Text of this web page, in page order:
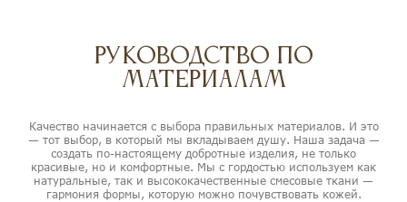
Руководство по
материалам
Качество начинается с выбора правильных материалов. И это
— тот выбор, в который мы вкладываем душу. Наша задача —
создать по-настоящему добротные изделия, не только
красивые, но и комфортные. Мы с гордостью используем как
натуральные, так и высококачественные смесовые ткани —
гармония формы, которую можно почувствовать кожей.